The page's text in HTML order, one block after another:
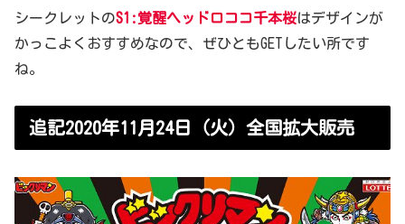
シークレットのS1:覚醒ヘッドロココ千本桜はデザインが
かっこよくおすすめなので、ぜひともGETしたい所です
ね。
追記2020年11月24日（火）全国拡大販売